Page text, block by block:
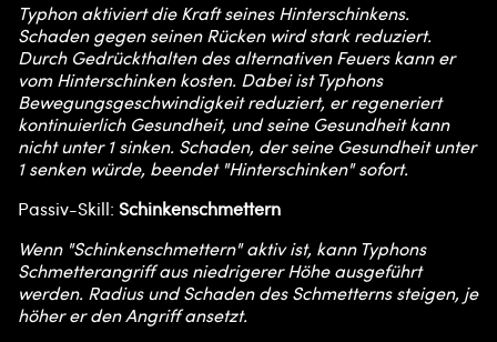
Typhon aktiviert die Kraft seines Hinterschinkens.
Schaden gegen seinen Rücken wird stark reduziert.
Durch Gedrückthalten des alternativen Feuers kann er
vom Hinterschinken kosten. Dabei ist Typhons
Bewegungsgeschwindigkeit reduziert, er regeneriert
kontinuierlich Gesundheit, und seine Gesundheit kann
nicht unter 1 sinken. Schaden, der seine Gesundheit unter
1 senken würde, beendet "Hinterschinken" sofort.
Passiv-Skill: Schinkenschmettern
Wenn "Schinkenschmettern" aktiv ist, kann Typhons
Schmetterangriff aus niedrigerer Höhe ausgeführt
werden. Radius und Schaden des Schmetterns steigen, je
höher er den Angriff ansetzt.